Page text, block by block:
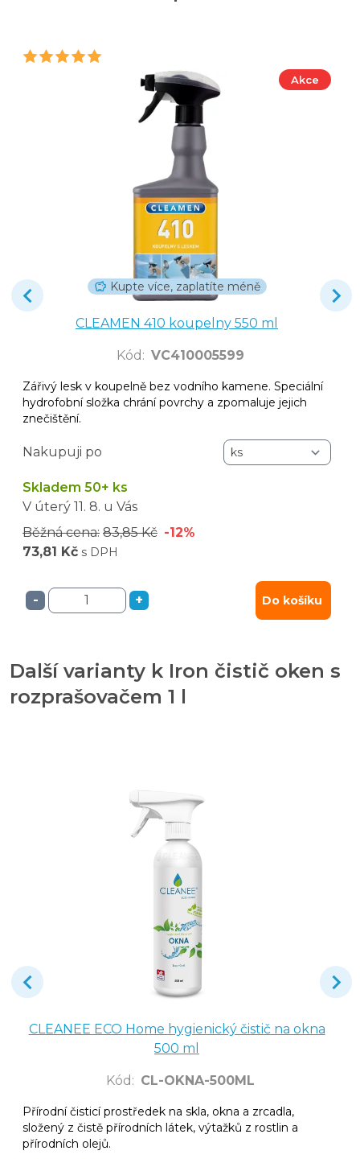
Akce
Kupte více, zaplatíte méně
CLEAMEN 410 koupelny 550 ml
Kód : VC410005599
Zářivý lesk v koupelně bez vodního kamene. Speciální
hydrofobní složka chrání povrchy a zpomaluje jejich
znečištění.
Nakupuji po
Skladem 50+ ks
V úterý 11. 8. u Vás
Běžná cena: 83,85 Kč -12%
73,81 Kč s DPH
- + Do košíku
Další varianty k Iron čistič oken s
rozprašovačem 1 l
CLEANEE ECO Home hygienický čistič na okna
500 ml
Kód : CL-OKNA-500ML
Přírodní čisticí prostředek na skla, okna a zrcadla,
složený z čistě přírodních látek, výtažků z rostlin a
přírodních olejů.